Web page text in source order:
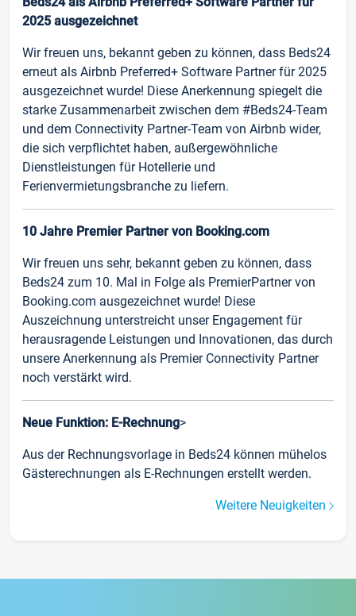
2025 ausgezeichnet
Wir freuen uns, bekannt geben zu können, dass Beds24
erneut als Airbnb Preferred+ Software Partner für 2025
ausgezeichnet wurde! Diese Anerkennung spiegelt die
starke Zusammenarbeit zwischen dem #Beds24-Team
und dem Connectivity Partner-Team von Airbnb wider,
die sich verpflichtet haben, außergewöhnliche
Dienstleistungen für Hotellerie und
Ferienvermietungsbranche zu liefern.
10 Jahre Premier Partner von Booking.com
Wir freuen uns sehr, bekannt geben zu können, dass
Beds24 zum 10. Mal in Folge als PremierPartner von
Booking.com ausgezeichnet wurde! Diese
Auszeichnung unterstreicht unser Engagement für
herausragende Leistungen und Innovationen, das durch
unsere Anerkennung als Premier Connectivity Partner
noch verstärkt wird.
Neue Funktion: E-Rechnung>
Aus der Rechnungsvorlage in Beds24 können mühelos
Gästerechnungen als E-Rechnungen erstellt werden.
Weitere Neuigkeiten